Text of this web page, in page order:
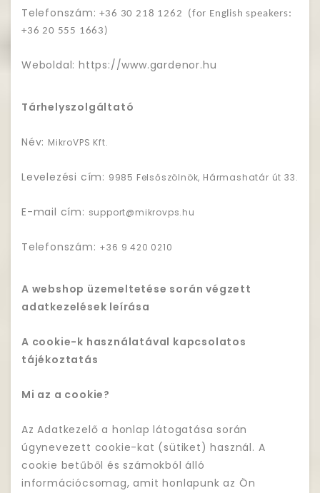
Telefonszám:+36 30 218 1262
(for English speakers:
+36 20 555 1663)
Weboldal: https://www.gardenor.hu
Tárhelyszolgáltató
Név: MikroVPS Kft.
Levelezési cím: 9985 Felsőszölnök, Hármashatár út 33.
E-mail cím: support@mikrovps.hu
Telefonszám: +36 9 420 0210
A webshop üzemeltetése során végzett
adatkezelések leírása
A cookie-k használatával kapcsolatos
tájékoztatás
Mi az a cookie?
Az Adatkezelő a honlap látogatása során
úgynevezett cookie-kat (sütiket) használ. A
cookie betűből és számokból álló
információcsomag, amit honlapunk az Ön